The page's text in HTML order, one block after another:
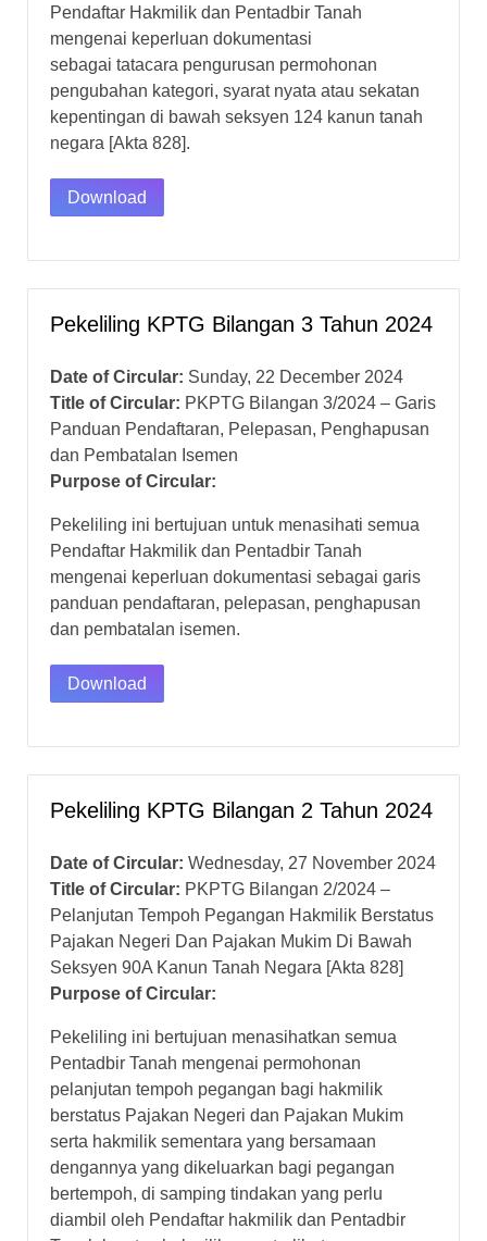
Pendaftar Hakmilik dan Pentadbir Tanah
mengenai keperluan dokumentasi
sebagai tatacara pengurusan permohonan
pengubahan kategori, syarat nyata atau sekatan
kepentingan di bawah seksyen 124 kanun tanah
negara [Akta 828].
Download
Pekeliling KPTG Bilangan 3 Tahun 2024
Date of Circular: Sunday, 22 December 2024
Title of Circular: PKPTG Bilangan 3/2024 – Garis
Panduan Pendaftaran, Pelepasan, Penghapusan
dan Pembatalan Isemen
Purpose of Circular:
Pekeliling ini bertujuan untuk menasihati semua
Pendaftar Hakmilik dan Pentadbir Tanah
mengenai keperluan dokumentasi sebagai garis
panduan pendaftaran, pelepasan, penghapusan
dan pembatalan isemen.
Download
Pekeliling KPTG Bilangan 2 Tahun 2024
Date of Circular: Wednesday, 27 November 2024
Title of Circular: PKPTG Bilangan 2/2024 –
Pelanjutan Tempoh Pegangan Hakmilik Berstatus
Pajakan Negeri Dan Pajakan Mukim Di Bawah
Seksyen 90A Kanun Tanah Negara [Akta 828]
Purpose of Circular:
Pekeliling ini bertujuan menasihatkan semua
Pentadbir Tanah mengenai permohonan
pelanjutan tempoh pegangan bagi hakmilik
berstatus Pajakan Negeri dan Pajakan Mukim
serta hakmilik sementara yang bersamaan
dengannya yang dikeluarkan bagi pegangan
bertempoh, di samping tindakan yang perlu
diambil oleh Pendaftar hakmilik dan Pentadbir